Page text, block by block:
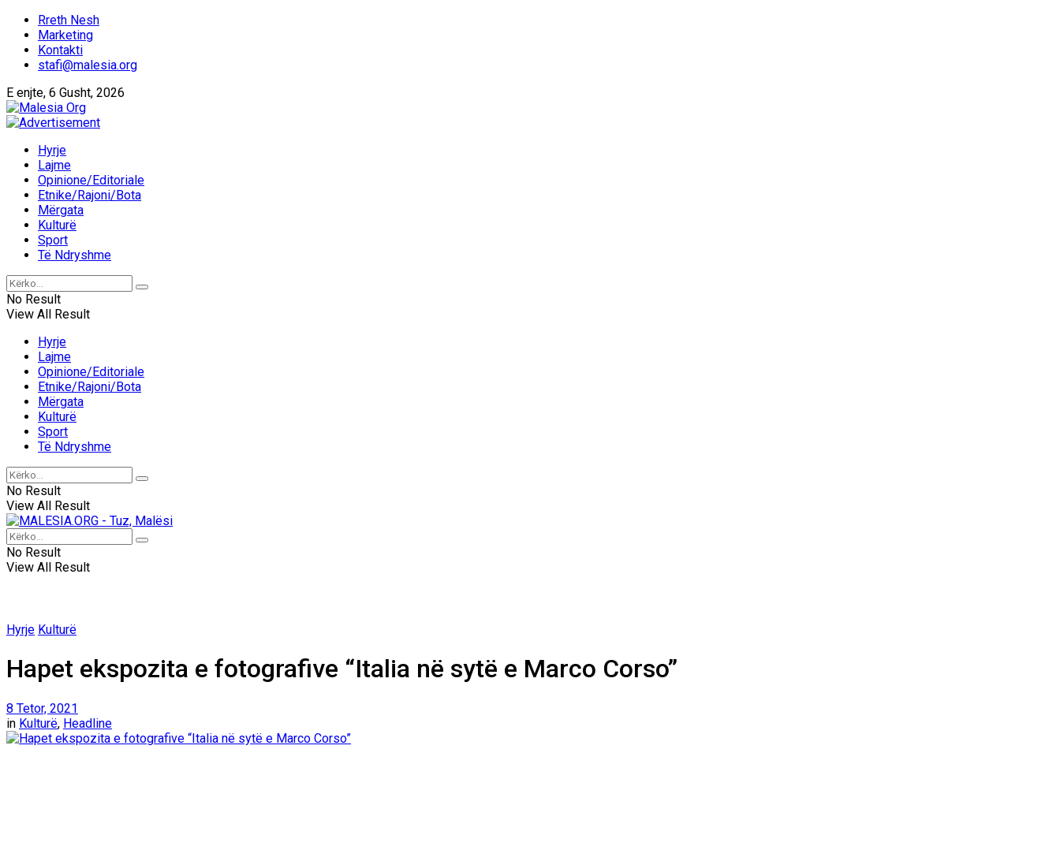
Rreth Nesh
Marketing
Kontakti
stafi@malesia.org
E enjte, 6 Gusht, 2026
Hyrje
Lajme
Opinione/Editoriale
Etnike/Rajoni/Bota
Mërgata
Kulturë
Sport
Të Ndryshme
No Result
View All Result
Hyrje
Lajme
Opinione/Editoriale
Etnike/Rajoni/Bota
Mërgata
Kulturë
Sport
Të Ndryshme
No Result
View All Result
No Result
View All Result
Hyrje Kulturë
Hapet ekspozita e fotografive “Italia në sytë e Marco Corso”
8 Tetor, 2021
in Kulturë, Headline